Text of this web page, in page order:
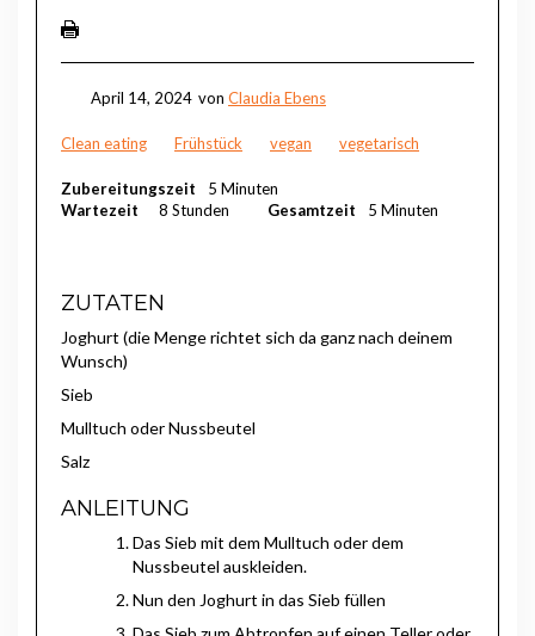
April 14, 2024 von Claudia Ebens
Clean eating Frühstück vegan vegetarisch
Zubereitungszeit
5 Minuten
Wartezeit
8 Stunden Gesamtzeit 5 Minuten
ZUTATEN
Joghurt (die Menge richtet sich da ganz nach deinem
Wunsch)
Sieb
Mulltuch oder Nussbeutel
Salz
ANLEITUNG
Das Sieb mit dem Mulltuch oder dem
Nussbeutel auskleiden.
Nun den Joghurt in das Sieb füllen